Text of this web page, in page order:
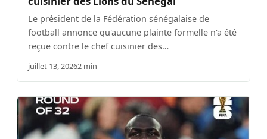
Le président de la Fédération sénégalaise de
football annonce qu'aucune plainte formelle n'a été
reçue contre le chef cuisinier des…
juillet 13, 20262 min